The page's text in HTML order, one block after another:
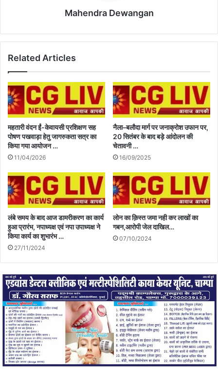
Mahendra Dewangan
Related Articles
महतारी वंदन ईं-केवायसी प्रशिक्षण सह
पोषण पखवाड़ा हेतु जागरुकता सत्र का
किया गया आयोजन …
11/04/2026
नैला–बलौदा मार्ग पर जनाक्रोश उफान पर,
20 सितंबर के बाद बड़े आंदोलन की
चेतावनी …
16/09/2025
लंबे समय के बाद आज डामरीकरण का कार्य
हुआ प्रारंभ, नपाध्यक्ष एवं नपा उपाध्यक्ष ने
किया कार्य का शुभारंभ …
27/11/2024
लोन का क़िस्त जमा नही कर लाखों का
गबन,आरोपी जेल दाखिल…
07/10/2024